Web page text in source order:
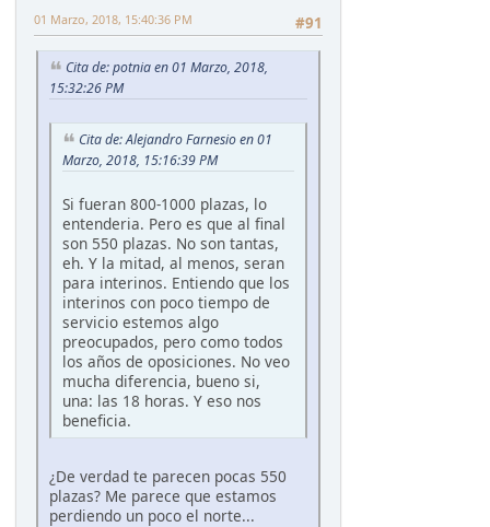
#91
01 Marzo, 2018, 15:40:36 PM
Cita de: potnia en 01 Marzo, 2018,
15:32:26 PM
Cita de: Alejandro Farnesio en 01
Marzo, 2018, 15:16:39 PM
Si fueran 800-1000 plazas, lo
entenderia. Pero es que al final
son 550 plazas. No son tantas,
eh. Y la mitad, al menos, seran
para interinos. Entiendo que los
interinos con poco tiempo de
servicio estemos algo
preocupados, pero como todos
los años de oposiciones. No veo
mucha diferencia, bueno si,
una: las 18 horas. Y eso nos
beneficia.
¿De verdad te parecen pocas 550
plazas? Me parece que estamos
perdiendo un poco el norte...